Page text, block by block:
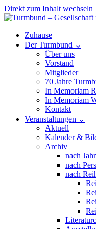
Direkt zum Inhalt wechseln
Hauptnavigation
Zuhause
Der Turmbund ⌄
Über uns
Vorstand
Mitglieder
70 Jahre
In Memoriam
In Memoriam
Kontakt
Veranstaltungen ⌄
Aktuell
Kalender &
Archiv
nach
nach
nach